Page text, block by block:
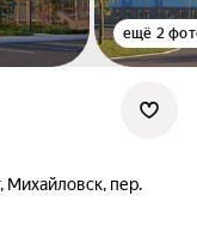
ещё 2
Михайловск, пер.